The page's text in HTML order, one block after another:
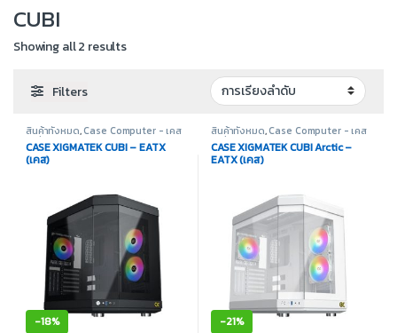
CUBI
Showing all 2 results
Filters
สินค้าทั้งหมด,Case Computer - เคส
เปล่า,Xigmatek,อุปกรณ์คอมพิวเตอร์
CASE XIGMATEK CUBI – EATX
(เคส)
-18%
สินค้าทั้งหมด,Case Computer - เคส
เปล่า,Xigmatek,อุปกรณ์คอมพิวเตอร์
CASE XIGMATEK CUBI Arctic –
EATX (เคส)
-21%